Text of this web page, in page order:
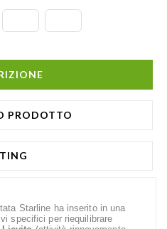
PRODOTTO
Starline ha inserito in una
specifici per riequilibrare